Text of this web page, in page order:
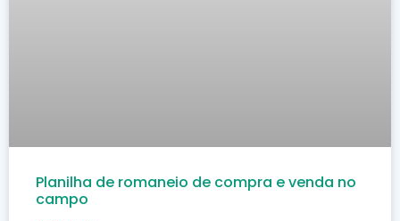
Planilha de romaneio de compra e venda no
campo